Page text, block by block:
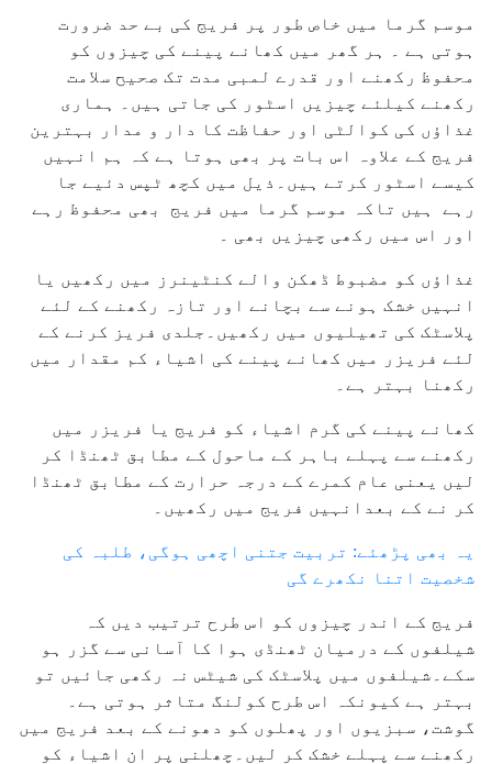
موسم گرما میں خاص طور پر فریج کی بے حد ضرورت
ہوتی ہے ۔ ہر گھر میں کھانے پینے کی چیزوں کو
محفوظ رکھنے اور قدرے لمبی مدت تک صحیح سلامت
رکھنے کیلئے چیزیں اسٹور کی جاتی ہیں۔ ہماری
غذاؤں کی کوالٹی اور حفاظت کا دار و مدار بہترین
فریج کے علاوہ اس بات پر بھی ہوتا ہے کہ ہم انہیں
کیسے اسٹور کرتے ہیں۔ذیل میں کچھ ٹپس دئیے جا
رہے ہیں تاکہ موسم گرما میں فریج بھی محفوظ رہے
اور اس میں رکھی چیزیں بھی ۔
غذاؤں کو مضبوط ڈھکن والے کنٹینرز میں رکھیں یا
انہیں خشک ہونے سے بچانے اور تازہ رکھنے کے لئے
پلاسٹک کی تھیلیوں میں رکھیں۔جلدی فریز کرنے کے
لئے فریزر میں کھانے پینے کی اشیاء کم مقدار میں
رکھنا بہتر ہے۔
کھانے پینے کی گرم اشیاء کو فریج یا فریزر میں
رکھنے سے پہلے باہر کے ماحول کے مطابق ٹھنڈا کر
لیں یعنی عام کمرے کے درجہ حرارت کے مطابق ٹھنڈا
کر نے کے بعدانہیں فریج میں رکھیں۔
یہ بھی پڑھئے: تربیت جتنی اچھی ہوگی، طلبہ کی
شخصیت اتنا نکھرے گی
فریج کے اندر چیزوں کو اس طرح ترتیب دیں کہ
شیلفوں کے درمیان ٹھنڈی ہوا کا آسانی سے گزر ہو
سکے۔شیلفوں میں پلاسٹک کی شیٹس نہ رکھی جائیں تو
بہتر ہے کیونکہ اس طرح کولنگ متاثر ہوتی ہے۔
گوشت، سبزیوں اور پھلوں کو دھونے کے بعد فریج میں
رکھنے سے پہلے خشک کر لیں۔چھلنی پر ان اشیاء کو